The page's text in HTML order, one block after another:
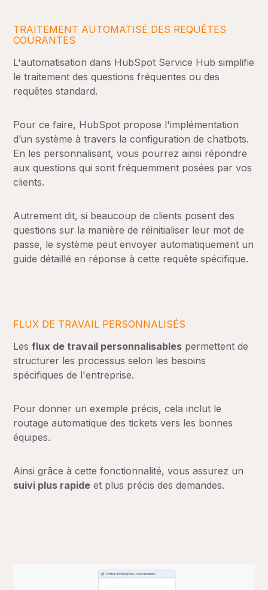
TRAITEMENT AUTOMATISÉ DES REQUÊTES
COURANTES
L'automatisation dans HubSpot Service Hub simplifie
le traitement des questions fréquentes ou des
requêtes standard.
Pour ce faire, HubSpot propose l'implémentation
d’un système à travers la configuration de chatbots.
En les personnalisant, vous pourrez ainsi répondre
aux questions qui sont fréquemment posées par vos
clients.
Autrement dit, si beaucoup de clients posent des
questions sur la manière de réinitialiser leur mot de
passe, le système peut envoyer automatiquement un
guide détaillé en réponse à cette requête spécifique.
FLUX DE TRAVAIL PERSONNALISÉS
Lesflux de travail personnalisables permettent de
structurer les processus selon les besoins
spécifiques de l'entreprise.
Pour donner un exemple précis, cela inclut le
routage automatique des tickets vers les bonnes
équipes.
Ainsi grâce à cette fonctionnalité, vous assurez un
suivi plus rapide et plus précis des demandes.